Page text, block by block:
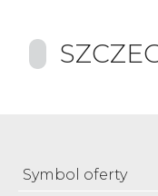
Symbol oferty